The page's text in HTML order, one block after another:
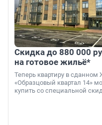
Скидка до 880 000
на готовое жильё*
Теперь квартиру в сданном
«Образцовый квартал 14»
купить со специальной